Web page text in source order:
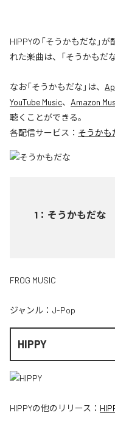
HIPPYの「そうかもだな」
れた楽曲は、「そうかもだ
なお「そうかもだな 」は、
YouTube Music、 Amazon
聴くことができる。
各配信サービス： そうかも
1 ： そうかもだな
FROG MUSIC
ジャンル： J-Pop
HIPPY
HIPPYの他のリリース：